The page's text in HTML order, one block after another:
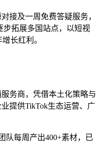
接及一周免费答疑服务，
步拓展多国站点，以短视
长红利。
务商，凭借本土化策略与
提供TikTok生态运营、广
队每周产出400+素材，已